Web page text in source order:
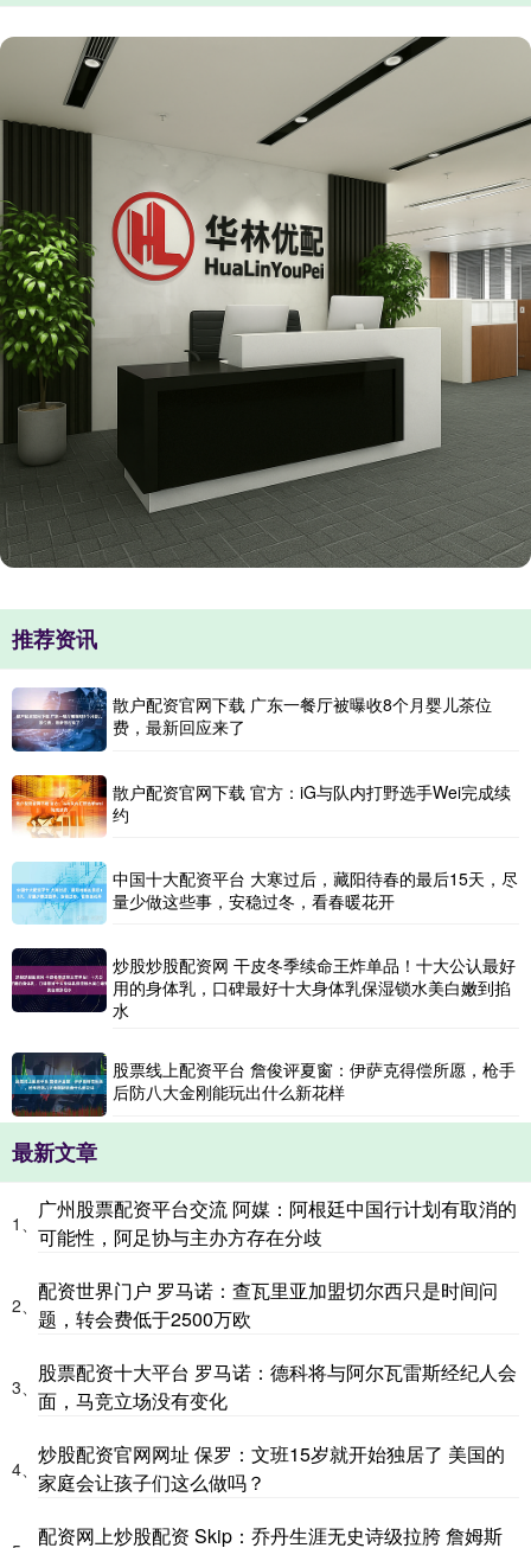
推荐资讯
散户配资官网下载 广东一餐厅被曝收8个月婴儿茶位
费，最新回应来了
散户配资官网下载 官方：iG与队内打野选手Wei完成续
约
中国十大配资平台 大寒过后，藏阳待春的最后15天，尽
量少做这些事，安稳过冬，看春暖花开
炒股炒股配资网 干皮冬季续命王炸单品！十大公认最好
用的身体乳，口碑最好十大身体乳保湿锁水美白嫩到掐
水
股票线上配资平台 詹俊评夏窗：伊萨克得偿所愿，枪手
后防八大金刚能玩出什么新花样
最新文章
1、
广州股票配资平台交流 阿媒：阿根廷中国行计划有取消的
可能性，阿足协与主办方存在分歧
2、
配资世界门户 罗马诺：查瓦里亚加盟切尔西只是时间问
题，转会费低于2500万欧
3、
股票配资十大平台 罗马诺：德科将与阿尔瓦雷斯经纪人会
面，马竞立场没有变化
4、
炒股配资官网网址 保罗：文班15岁就开始独居了 美国的
家庭会让孩子们这么做吗？
配资网上炒股配资 Skip：乔丹生涯无史诗级拉胯 詹姆斯